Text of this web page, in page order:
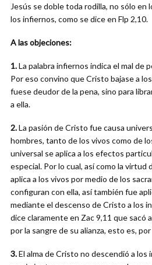
Jesús se doble toda rodilla, no sólo en
los infiernos, como se dice en Flp 2,10.
A las objeciones:
1.La palabra infiernos indica el mal de
Por eso convino que Cristo bajase a
fuese deudor de la pena, sino para
a ella.
2.La pasión de Cristo fue causa
hombres, tanto de los vivos como de
universal se aplica a los efectos
especial. Por lo cual, así como la virtud
aplica a los vivos por medio de los
configuran con ella, así también fue
mediante el descenso de Cristo a los
dice claramente en Zac 9,11 que sacó
por la sangre de su alianza, esto es,
3.El alma de Cristo no descendió a